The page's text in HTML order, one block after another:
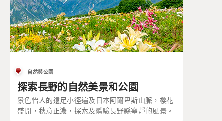
自然與公園
探索長野的自然美景和公園
景色怡人的遠足小徑遍及日本阿爾卑斯山脈，櫻花
盛開，秋意正濃，探索及體驗長野縣寧靜的風景。